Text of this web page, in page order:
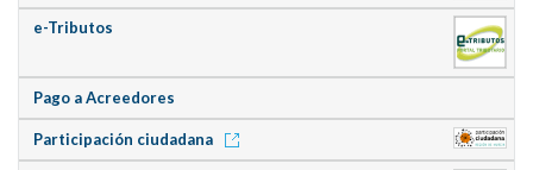
e-Tributos
Pago a Acreedores
Participación ciudadana